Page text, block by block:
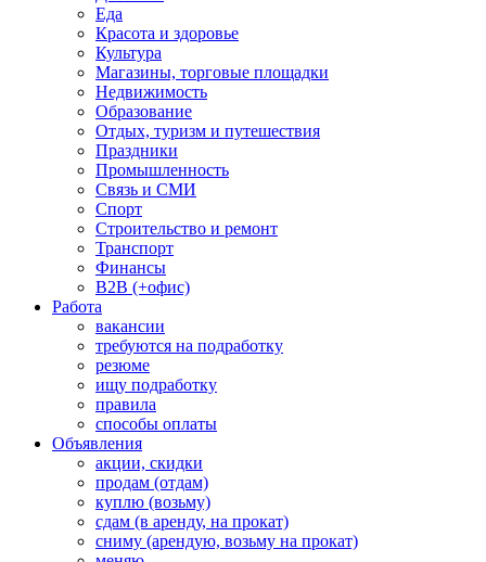
Еда
Красота и здоровье
Культура
Магазины, торговые площадки
Недвижимость
Образование
Отдых, туризм и путешествия
Праздники
Промышленность
Связь и СМИ
Спорт
Строительство и ремонт
Транспорт
Финансы
B2B (+офис)
Работа
вакансии
требуются на подработку
резюме
ищу подработку
правила
способы оплаты
Объявления
акции, скидки
продам (отдам)
куплю (возьму)
сдам (в аренду, на прокат)
сниму (арендую, возьму на прокат)